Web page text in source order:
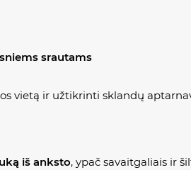
srautams
vietą ir užtikrinti sklandų
iš anksto, ypač savaitgaliais ir